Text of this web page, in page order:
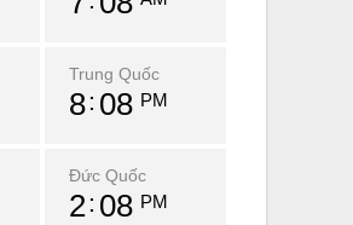
Trung Quốc
8 08 PM
Đức Quốc
2 08 PM